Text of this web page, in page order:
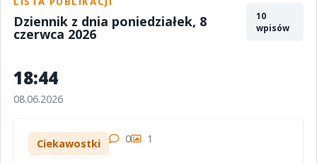
Dziennik z dnia poniedziałek, 8
czerwca 2026
10
wpisów
18:44
08.06.2026
Ciekawostki 0 1